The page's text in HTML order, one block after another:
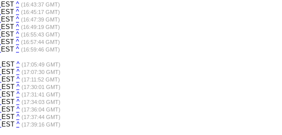
EST ^ (16:43:37 GMT)
EST ^ (16:45:17 GMT)
EST ^ (16:47:39 GMT)
EST ^ (16:49:19 GMT)
EST ^ (16:55:43 GMT)
EST ^ (16:57:44 GMT)
EST ^ (16:59:46 GMT)
EST ^ (17:05:49 GMT)
EST ^ (17:07:30 GMT)
EST ^ (17:11:52 GMT)
EST ^ (17:30:01 GMT)
EST ^ (17:31:41 GMT)
EST ^ (17:34:03 GMT)
EST ^ (17:36:04 GMT)
EST ^ (17:37:44 GMT)
EST ^ (17:39:16 GMT)